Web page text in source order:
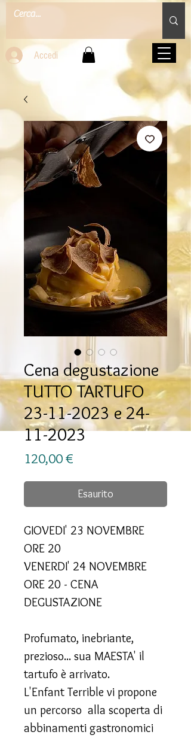
Accedi
Cena degustazione
TUTTO TARTUFO
23-11-2023 e 24-
11-2023
120,00 €
Esaurito
GIOVEDI' 23 NOVEMBRE
ORE 20
VENERDI' 24 NOVEMBRE
ORE 20 - CENA
DEGUSTAZIONE
Profumato, inebriante,
prezioso... sua MAESTA' il
tartufo è arrivato.
L'Enfant Terrible vi propone
un percorso alla scoperta di
abbinamenti gastronomici